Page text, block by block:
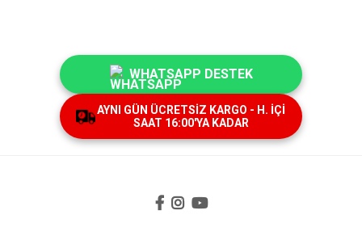
WHATSAPP DESTEK
AYNI GÜN ÜCRETSİZ KARGO - H. İÇİ
SAAT 16:00'YA KADAR